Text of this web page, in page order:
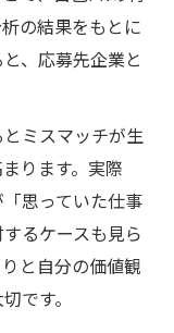
の結果をもとに
、応募先企業と
ミスマッチが生
ります。実際
思っていた仕事
るケースも見ら
と自分の価値観
です。